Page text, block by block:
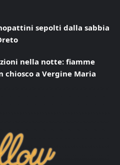
sepolti dalla sabbia
nella notte: fiamme
chiosco a Vergine Maria